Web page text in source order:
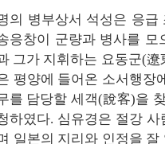
의 병부상서 석성은 응
응창이 군량과 병사를
그가 지휘하는 요동군(
평양에 들어온 소서행장
를 담당할 세객(說客)을
하였다. 심유경은 절강
일본의 지리와 인정을